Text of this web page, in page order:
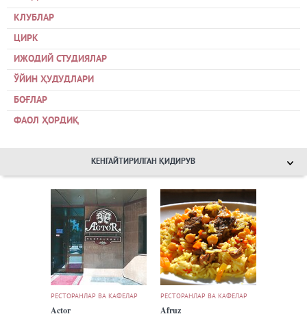
КЛУБЛАР
ЦИРК
ИЖОДИЙ СТУДИЯЛАР
ЎЙИН ҲУДУДЛАРИ
БОҒЛАР
ФАОЛ ҲОРДИҚ
КЕНГАЙТИРИЛГАН ҚИДИРУВ
РЕСТОРАНЛАР ВА КАФЕЛАР
Actor
РЕСТОРАНЛАР ВА КАФЕЛАР
Afruz